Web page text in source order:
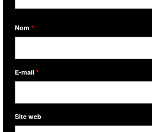
Nom *
E-mail *
Site web